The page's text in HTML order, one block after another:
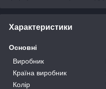
Характеристики
Основні
Виробник
Країна виробник
Колір